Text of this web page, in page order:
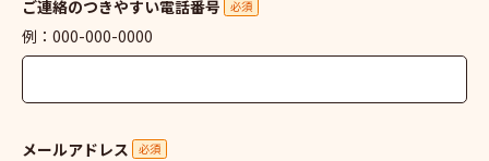
ご連絡のつきやすい電話番号 必須
例：000-000-0000
メールアドレス 必須